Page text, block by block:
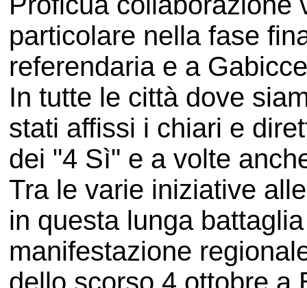
particolare nella fase
referendaria e a
In tutte le città dove
stati affissi i chiari e
dei "4 Sì" e a volte
Tra le varie iniziative
in questa lunga
manifestazione
dello scorso 4 ottobre a